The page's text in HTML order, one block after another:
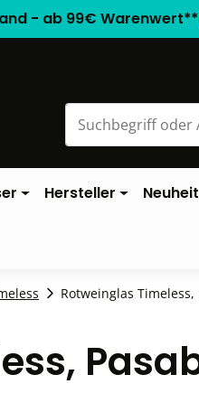
- ab 99€ Warenwert**
Hersteller
Rotweinglas Timeless,